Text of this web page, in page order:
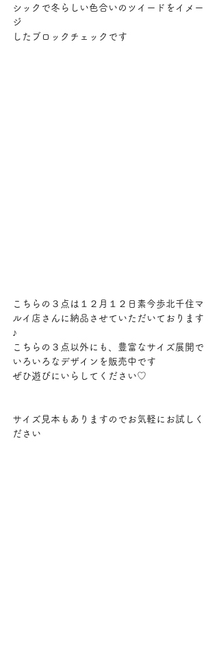
シックで冬らしい色合いのツイードをイメー
ジ
したブロックチェックです
こちらの３点は１２月１２日素今歩北千住マ
ルイ店さんに納品させていただいております
♪
こちらの３点以外にも、豊富なサイズ展開で
いろいろなデザインを販売中です
ぜひ遊びにいらしてください♡
サイズ見本もありますのでお気軽にお試しく
ださい